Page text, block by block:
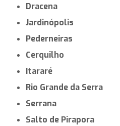
Dracena
Jardinópolis
Pederneiras
Cerquilho
Itararé
Rio Grande da Serra
Serrana
Salto de Pirapora